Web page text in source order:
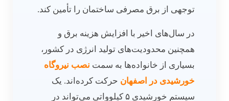
توجهی از برق مصرفی ساختمان را تأمین کند.
در سال‌های اخیر با افزایش هزینه برق و
همچنین محدودیت‌های تولید انرژی در کشور،
بسیاری از خانواده‌ها به سمت نصب نیروگاه
خورشیدی در اصفهان حرکت کرده‌اند. یک
سیستم خورشیدی ۵ کیلوواتی می‌تواند در